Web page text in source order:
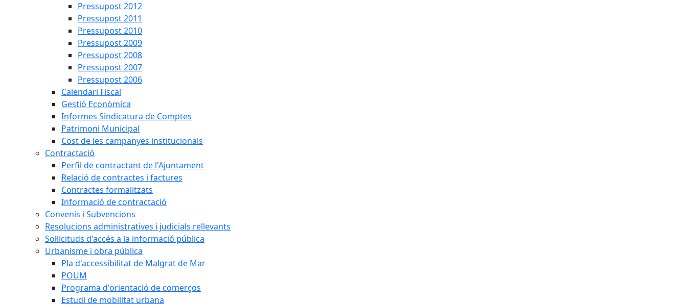
Pressupost 2012
Pressupost 2011
Pressupost 2010
Pressupost 2009
Pressupost 2008
Pressupost 2007
Pressupost 2006
Calendari Fiscal
Gestió Econòmica
Informes Sindicatura de Comptes
Patrimoni Municipal
Cost de les campanyes institucionals
Contractació
Perfil de contractant de l'Ajuntament
Relació de contractes i factures
Contractes formalitzats
Informació de contractació
Convenis i Subvencions
Resolucions administratives i judicials rellevants
Sol·licituds d'accés a la informació pública
Urbanisme i obra pública
Pla d'accessibilitat de Malgrat de Mar
POUM
Programa d'orientació de comerços
Estudi de mobilitat urbana